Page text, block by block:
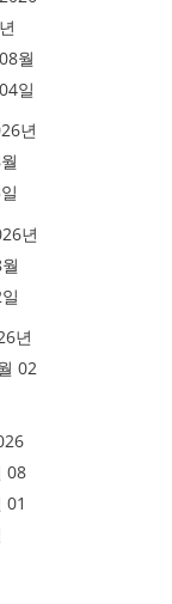
08월
04일
년
년
년
02
08
01